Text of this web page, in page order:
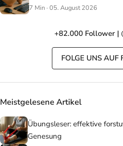
7 Min · 05. August 2026
+82.000 Follower |
FOLGE UNS AUF
Meistgelesene Artikel
Übungsleser: effektive
Genesung